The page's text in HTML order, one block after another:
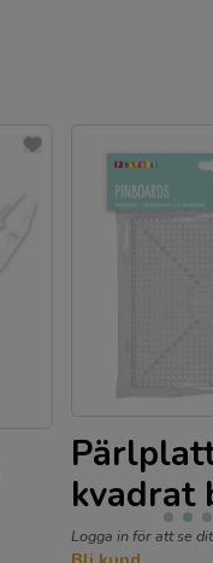
kvadrat
Logga in för att se